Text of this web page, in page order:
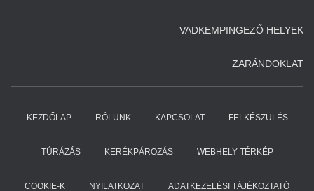
VADKEMPINGEZŐ HELYEK
ZARÁNDOKLAT
KEZDŐLAP RÓLUNK KAPCSOLAT FELKÉSZÜLÉS
TÚRÁZÁS KERÉKPÁROZÁS WEBHELY TÉRKÉP
COOKIE-K NYILATKOZAT ADATKEZELÉSI TÁJÉKOZTATÓ